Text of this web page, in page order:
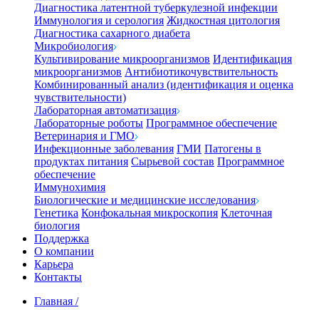
Диагностика латентной туберкулезной инфекции
Иммунология и серология Жидкостная цитология
Диагностика сахарного диабета
Микробиология
Культивирование микроорганизмов Идентификация
микроорганизмов Антибиотикочувствительность
Комбинированный анализ (идентификация и оценка
чувствительности)
Лабораторная автоматизация
Лабораторные роботы Программное обеспечение
Ветеринария и ГМО
Инфекционные заболевания ГМИ Патогены в
продуктах питания Сырьевой состав Программное
обеспечение
Иммунохимия
Биологические и медицинские исследования
Генетика Конфокальная микроскопия Клеточная
биология
Поддержка
О компании
Карьера
Контакты
Главная /